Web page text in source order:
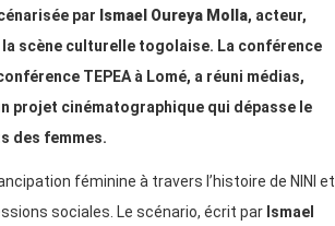
par Ismael Oureya Molla, acteur,
scène culturelle togolaise. La conférence
TEPEA à Lomé, a réuni médias,
projet cinématographique qui dépasse le
des femmes.
féminine à travers l’histoire de NINI et
sociales. Le scénario, écrit par Ismael